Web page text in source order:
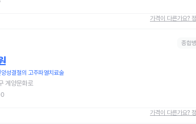
가격이 다른가요?
종합
성결절의 고주파열치료술
계양문화로
가격이 다른가요?